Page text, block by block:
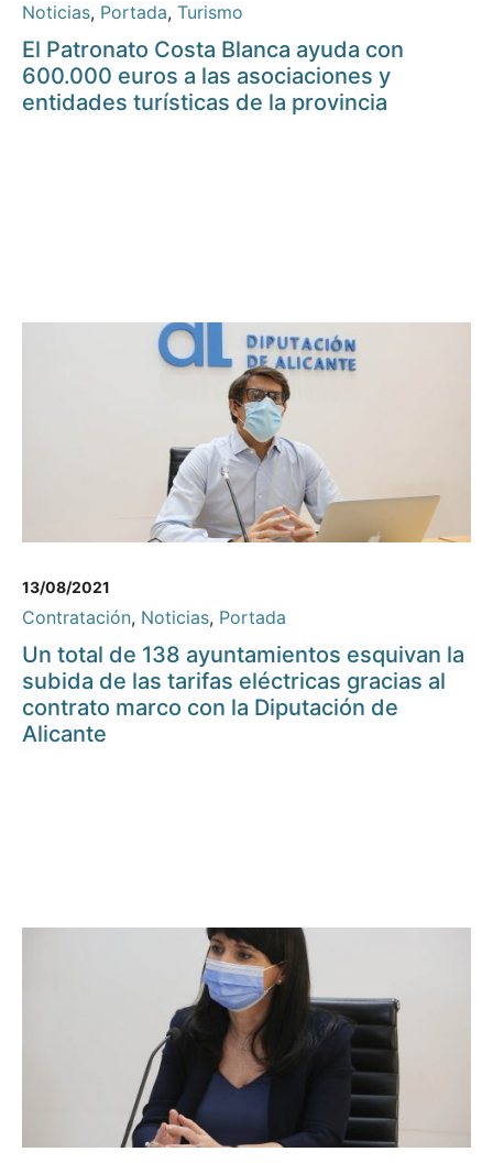
Noticias, Portada, Turismo
El Patronato Costa Blanca ayuda con
600.000 euros a las asociaciones y
entidades turísticas de la provincia
13/08/2021
Contratación, Noticias, Portada
Un total de 138 ayuntamientos esquivan la
subida de las tarifas eléctricas gracias al
contrato marco con la Diputación de
Alicante